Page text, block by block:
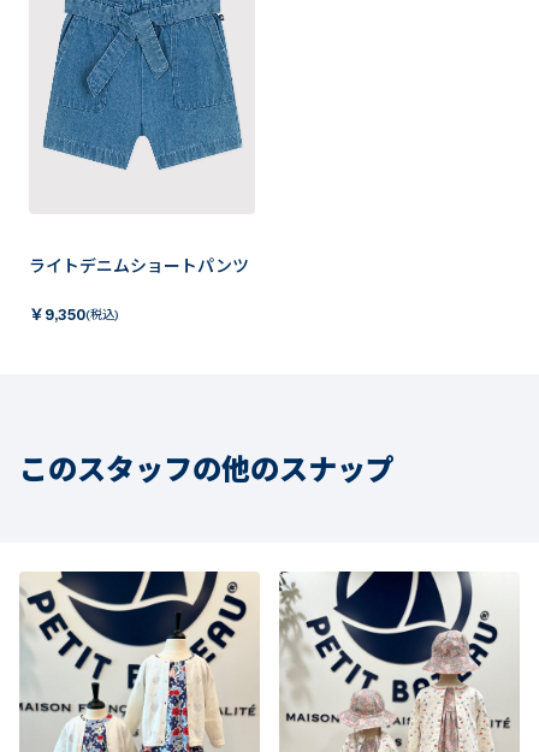
ライトデニムショートパンツ
￥ 9,350(税込)
このスタッフの他のスナップ